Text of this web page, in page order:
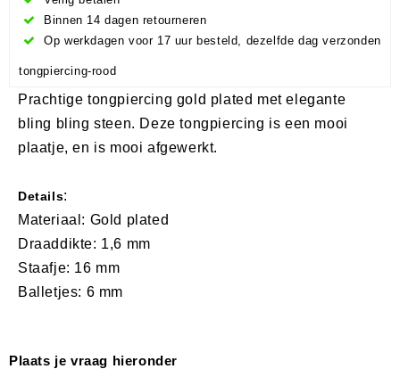
Binnen 14 dagen retourneren
Op werkdagen voor 17 uur besteld, dezelfde dag verzonden
tongpiercing-rood
Prachtige tongpiercing gold plated met elegante
bling bling steen. Deze tongpiercing is een mooi
plaatje, en is mooi afgewerkt.
Details:
Materiaal: Gold plated
Draaddikte: 1,6 mm
Staafje: 16 mm
Balletjes: 6 mm
Plaats je vraag hieronder